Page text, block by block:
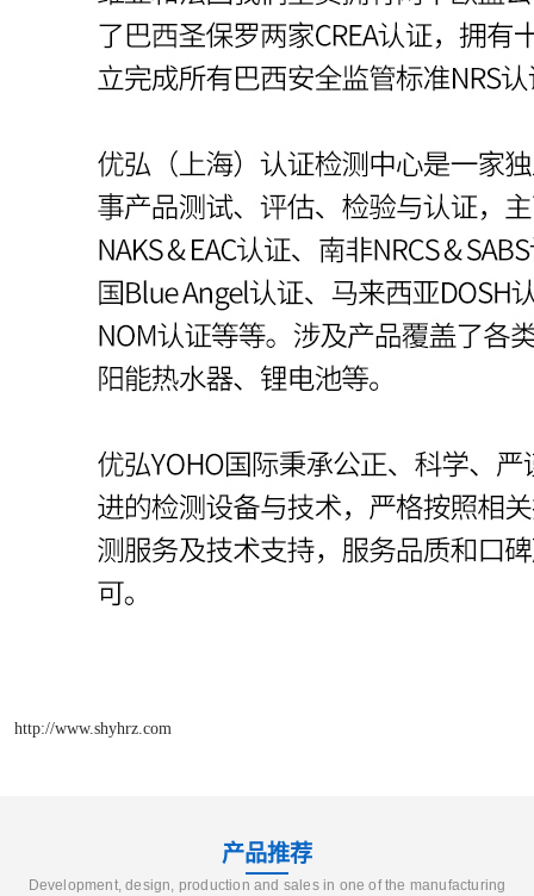
http://www.shyhrz.com
产品推荐
Development, design, production and sales in one of the manufacturing